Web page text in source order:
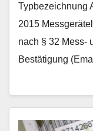
Typbezeichnung
2015
nach § 32 Mess-
Bestätigung